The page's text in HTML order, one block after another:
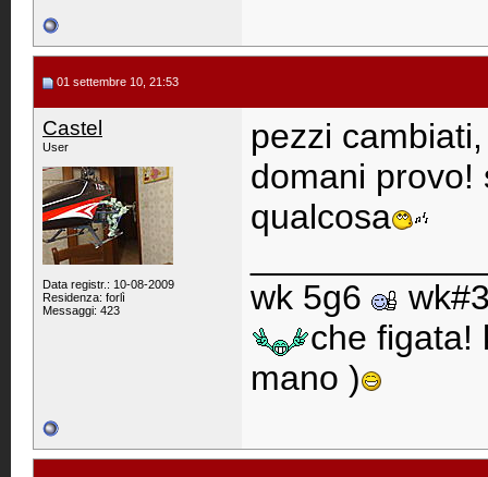
01 settembre 10, 21:53
Castel
User
Data registr.: 10-08-2009
Residenza: forlì
Messaggi: 423
pezzi
domani provo!
qualcosa
wk 5g6
che figata!
mano )